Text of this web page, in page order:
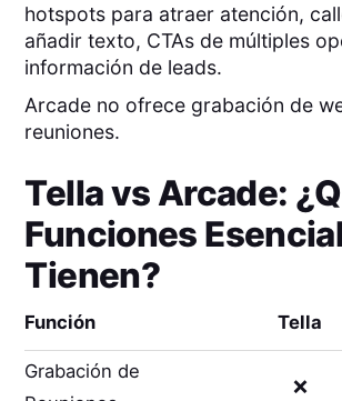
hotspots para atraer atención,
añadir texto, CTAs de múltiples
información de leads.
Arcade no ofrece grabación de
reuniones.
TellavsArcade:
Funciones
Tienen?
Función Tella
Grabación de
❌